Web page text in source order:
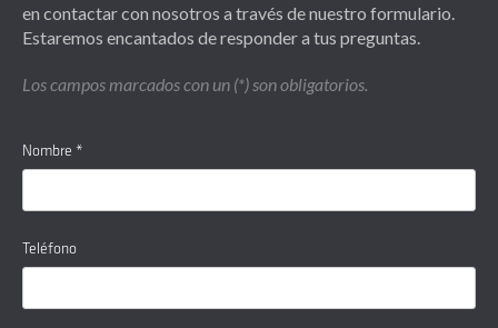
en contactar con nosotros a través de nuestro formulario.
Estaremos encantados de responder a tus preguntas.
Los campos marcados con un (*) son obligatorios.
Nombre *
Teléfono